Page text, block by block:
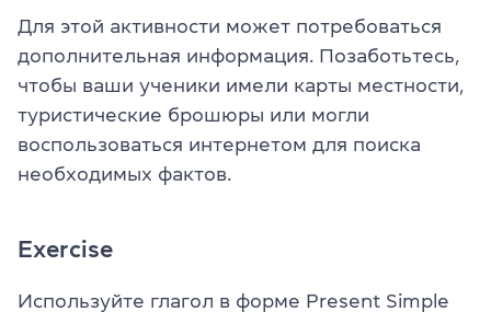
Для этой активности может потребоваться
дополнительная информация. Позаботьтесь,
чтобы ваши ученики имели карты местности,
туристические брошюры или могли
воспользоваться интернетом для поиска
необходимых фактов.
Exercise
Используйте глагол в форме Present Simple